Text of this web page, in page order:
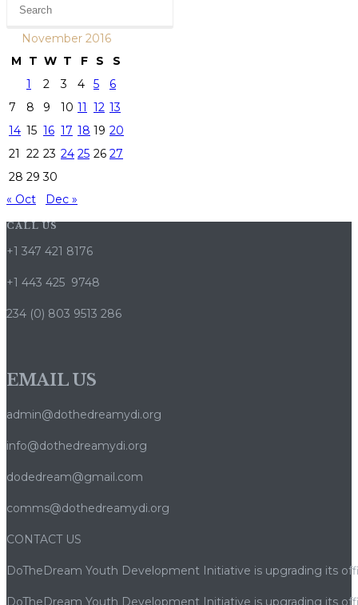
November 2016
M
T W T F S
S
1
2 3 4 5
6
7
8 9 10 11 12 13
14 15 16 17 18 19 20
21 22 23 24 25 26 27
28 29 30
« Oct
Dec »
CALL US
+1 347 421 8176
+1 443 425 9748
234 (0) 803 9513 286
EMAIL US
admin@dothedreamydi.org
info@dothedreamydi.org
dodedream@gmail.com
comms@dothedreamydi.org
CONTACT US
DoTheDream Youth Development Initiative is upgrading its
DoTheDream Youth Development Initiative is upgrading its